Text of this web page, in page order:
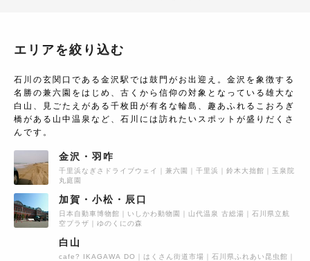
エリアを絞り込む
石川の玄関口である金沢駅では鼓門がお出迎え。金沢を象徴する
名勝の兼六園をはじめ、古くから信仰の対象となっている雄大な
白山、見ごたえがある千枚田が有名な輪島、趣あふれるこおろぎ
橋がある山中温泉など、石川には訪れたいスポットが盛りだくさ
んです。
金沢・羽咋
千里浜なぎさドライブウェイ 兼六園 千里浜 鈴木大拙館
玉泉院
丸庭園
加賀・小松・辰口
日本自動車博物館 いしかわ動物園 山代温泉 古総湯
石川県立航
空プラザ
ゆのくにの森
白山
cafe? IKAGAWA DO はくさん街道市場
石川県ふれあい昆虫館